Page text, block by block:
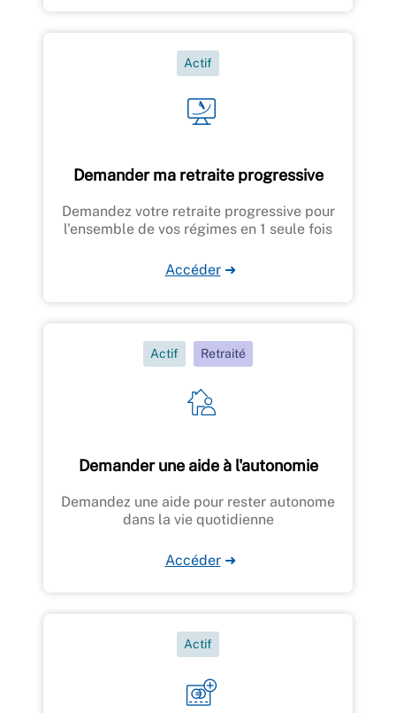
Demander ma retraite progressive
Actif
Demandez votre retraite progressive pour
l'ensemble de vos régimes en 1 seule fois
Accéder ➜
Demander une aide à l'autonomie
Actif Retraité
Demandez une aide pour rester autonome
dans la vie quotidienne
Accéder ➜
Actif